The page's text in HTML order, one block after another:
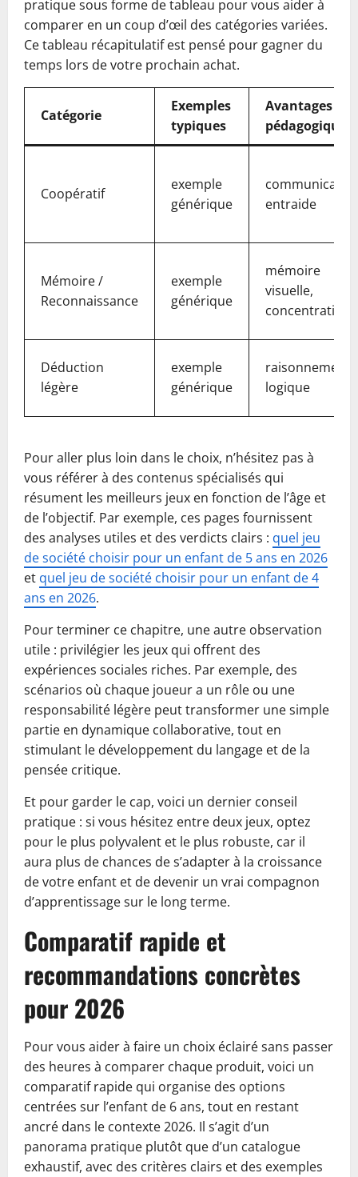
pratique sous forme de tableau pour vous aider à
comparer en un coup d’œil des catégories variées.
Ce tableau récapitulatif est pensé pour gagner du
temps lors de votre prochain achat.
Catégorie
Exemples
typiques
Avantages
pédagogiques
Coopératif
exemple
générique
entraide
Mémoire /
Reconnaissance
exemple
générique
mémoire
visuelle,
concentration
Déduction
légère
exemple
générique
raisonnement,
logique
Pour aller plus loin dans le choix, n’hésitez pas à
vous référer à des contenus spécialisés qui
résument les meilleurs jeux en fonction de l’âge et
de l’objectif. Par exemple, ces pages fournissent
des analyses utiles et des verdicts clairs : quel jeu
de société choisir pour un enfant de 5 ans en 2026
et quel jeu de société choisir pour un enfant de 4
ans en 2026.
Pour terminer ce chapitre, une autre observation
utile : privilégier les jeux qui offrent des
expériences sociales riches. Par exemple, des
scénarios où chaque joueur a un rôle ou une
responsabilité légère peut transformer une simple
partie en dynamique collaborative, tout en
stimulant le développement du langage et de la
pensée critique.
Et pour garder le cap, voici un dernier conseil
pratique : si vous hésitez entre deux jeux, optez
pour le plus polyvalent et le plus robuste, car il
aura plus de chances de s’adapter à la croissance
de votre enfant et de devenir un vrai compagnon
d’apprentissage sur le long terme.
Comparatif rapide et
recommandations concrètes
pour 2026
Pour vous aider à faire un choix éclairé sans passer
des heures à comparer chaque produit, voici un
comparatif rapide qui organise des options
centrées sur l’enfant de 6 ans, tout en restant
ancré dans le contexte 2026. Il s’agit d’un
panorama pratique plutôt que d’un catalogue
exhaustif, avec des critères clairs et des exemples